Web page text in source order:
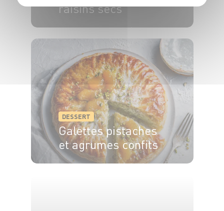
raisins secs
DESSERT
Galettes pistaches
et agrumes confits